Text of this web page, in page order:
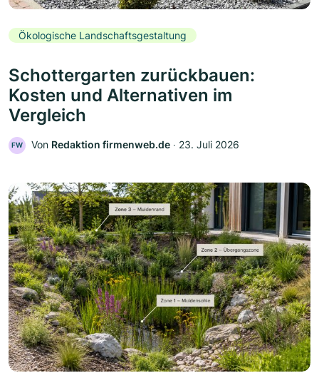
Ökologische Landschaftsgestaltung
Schottergarten zurückbauen:
Kosten und Alternativen im
Vergleich
FW Von Redaktion firmenweb.de ‧ 23. Juli 2026